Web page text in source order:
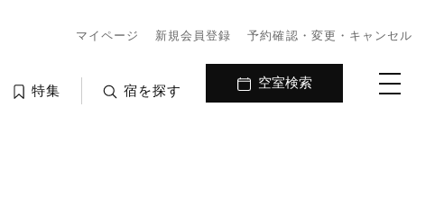
マイページ 新規会員登録 予約確認・変更・キャンセル
特集 宿を探す
空室検索